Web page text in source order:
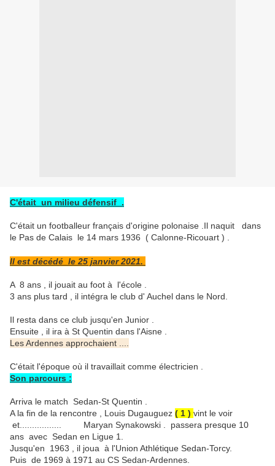
C'était un milieu défensif .
C'était un footballeur français d'origine polonaise .Il naquit dans
le Pas de Calais le 14 mars 1936 ( Calonne-Ricouart ) .
Il est décédé le 25 janvier 2021.
A 8 ans , il jouait au foot à l'école .
3 ans plus tard , il intégra le club d' Auchel dans le Nord.
Il resta dans ce club jusqu'en Junior .
Ensuite , il ira à St Quentin dans l'Aisne .
Les Ardennes approchaient ....
C'était l'époque où il travaillait comme électricien .
Son parcours :
Arriva le match Sedan-St Quentin .
A la fin de la rencontre , Louis Dugauguez ( 1 ) vint le voir
et................. Maryan Synakowski . passera presque 10
ans avec Sedan en Ligue 1.
Jusqu'en 1963 , il joua à l'Union Athlétique Sedan-Torcy.
Puis de 1969 à 1971 au CS Sedan-Ardennes.